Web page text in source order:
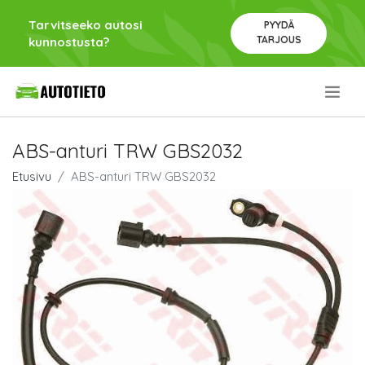
Tarvitseeko autosi
kunnostusta?
PYYDÄ
TARJOUS
ABS-anturi TRW GBS2032
Etusivu ABS-anturi TRW GBS2032